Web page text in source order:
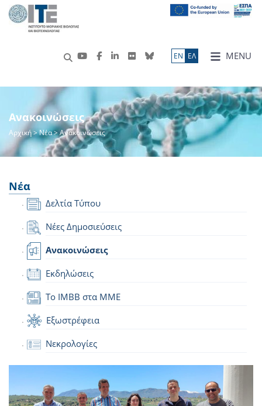
MENU
ΕN ΕΛ
Ανακοινώσεις
Αρχική>Νέα> Ανακοινώσεις
Νέα
Δελτία Τύπου
Νέες Δημοσιεύσεις
Ανακοινώσεις
Εκδηλώσεις
Το IMBB στα ΜΜΕ
Εξωστρέφεια
Νεκρολογίες